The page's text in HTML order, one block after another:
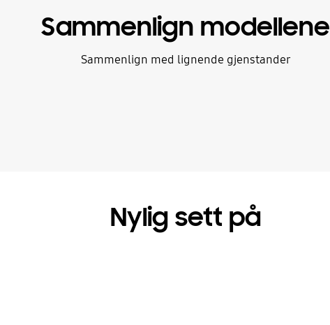
Sammenlign modellene
Sammenlign med lignende gjenstander
Nylig sett på